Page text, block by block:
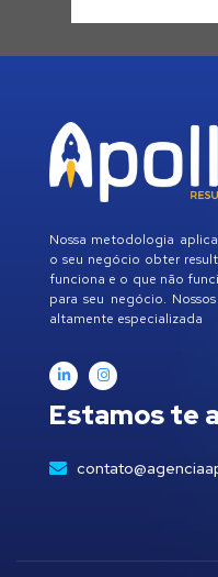
Nossa metodologia
o seu negócio obter
funciona e o que não
para seu negócio.
altamente especializada
Estamos te